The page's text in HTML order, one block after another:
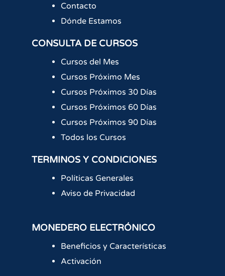
Contacto
Dónde Estamos
CONSULTA DE CURSOS
Cursos del Mes
Cursos Próximo Mes
Cursos Próximos 30 Días
Cursos Próximos 60 Días
Cursos Próximos 90 Días
Todos los Cursos
TERMINOS Y CONDICIONES
Políticas Generales
Aviso de Privacidad
MONEDERO ELECTRÓNICO
Beneficios y Características
Activación